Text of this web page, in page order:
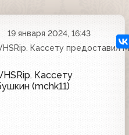
19 января 2024, 16:43
Кассету предоставил
Кассету
(mchk11)